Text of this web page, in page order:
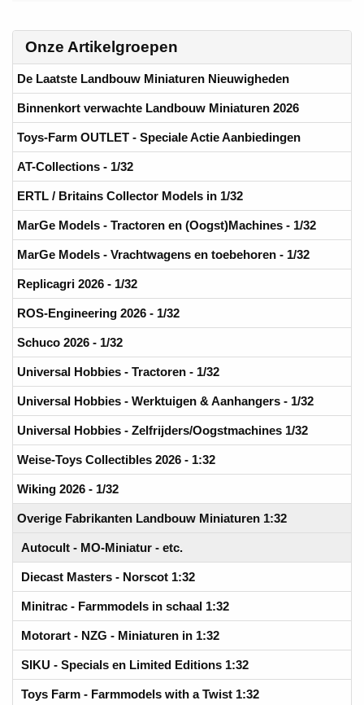
Onze Artikelgroepen
De Laatste Landbouw Miniaturen Nieuwigheden
Binnenkort verwachte Landbouw Miniaturen 2026
Toys-Farm OUTLET - Speciale Actie Aanbiedingen
AT-Collections - 1/32
ERTL / Britains Collector Models in 1/32
MarGe Models - Tractoren en (Oogst)Machines - 1/32
MarGe Models - Vrachtwagens en toebehoren - 1/32
Replicagri 2026 - 1/32
ROS-Engineering 2026 - 1/32
Schuco 2026 - 1/32
Universal Hobbies - Tractoren - 1/32
Universal Hobbies - Werktuigen & Aanhangers - 1/32
Universal Hobbies - Zelfrijders/Oogstmachines 1/32
Weise-Toys Collectibles 2026 - 1:32
Wiking 2026 - 1/32
Overige Fabrikanten Landbouw Miniaturen 1:32
Autocult - MO-Miniatur - etc.
Diecast Masters - Norscot 1:32
Minitrac - Farmmodels in schaal 1:32
Motorart - NZG - Miniaturen in 1:32
SIKU - Specials en Limited Editions 1:32
Toys Farm - Farmmodels with a Twist 1:32